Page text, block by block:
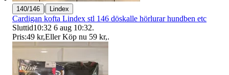
140/146 | Lindex
Cardigan kofta Lindex stl 146 döskalle hörlurar hundben etc
Sluttid10:32 6 aug 10:32.
Pris:49 kr,Eller Köp nu 59 kr,.